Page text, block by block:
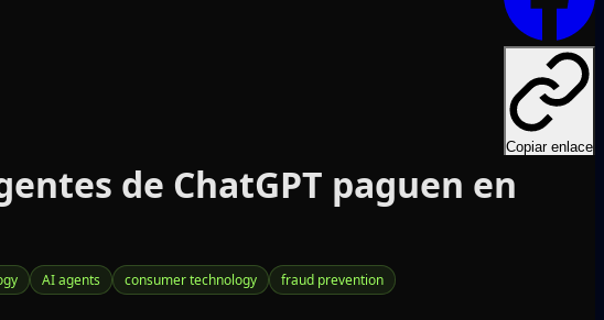
Copiar enlace
de ChatGPT paguen en
AI agents consumer technology fraud prevention